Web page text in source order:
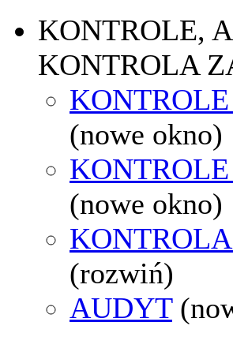
KONTROLE,
KONTROLA
(nowe okno)
(nowe okno)
(rozwiń)
AUDYT